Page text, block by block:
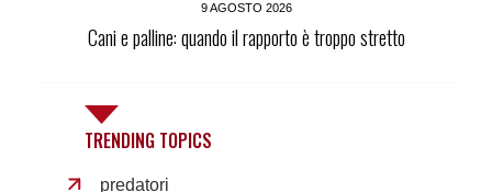
9 AGOSTO 2026
Cani e palline: quando il rapporto è troppo stretto
TRENDING TOPICS
predatori